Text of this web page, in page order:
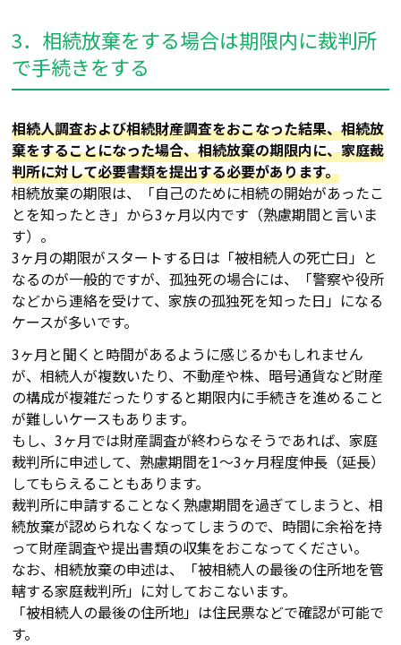
3．相続放棄をする場合は期限内に裁判所
で手続きをする
相続人調査および相続財産調査をおこなった結果、相続放
棄をすることになった場合、相続放棄の期限内に、家庭裁
判所に対して必要書類を提出する必要があります。
相続放棄の期限は、「自己のために相続の開始があったこ
とを知ったとき」から3ヶ月以内です（熟慮期間と言いま
す）。
3ヶ月の期限がスタートする日は「被相続人の死亡日」と
なるのが一般的ですが、孤独死の場合には、「警察や役所
などから連絡を受けて、家族の孤独死を知った日」になる
ケースが多いです。
3ヶ月と聞くと時間があるように感じるかもしれません
が、相続人が複数いたり、不動産や株、暗号通貨など財産
の構成が複雑だったりすると期限内に手続きを進めること
が難しいケースもあります。
もし、3ヶ月では財産調査が終わらなそうであれば、家庭
裁判所に申述して、熟慮期間を1〜3ヶ月程度伸長（延長）
してもらえることもあります。
裁判所に申請することなく熟慮期間を過ぎてしまうと、相
続放棄が認められなくなってしまうので、時間に余裕を持
って財産調査や提出書類の収集をおこなってください。
なお、相続放棄の申述は、「被相続人の最後の住所地を管
轄する家庭裁判所」に対しておこないます。
「被相続人の最後の住所地」は住民票などで確認が可能で
す。